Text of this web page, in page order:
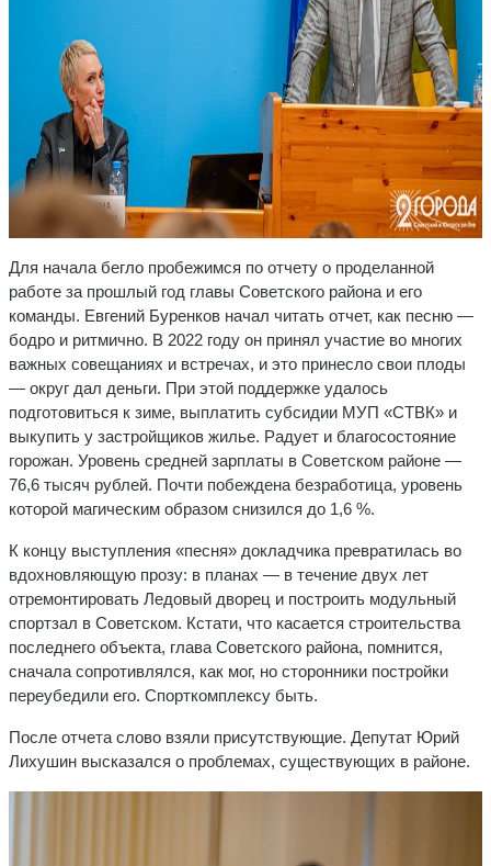
Для начала бегло пробежимся по отчету о проделанной
работе за прошлый год главы Советского района и его
команды. Евгений Буренков начал читать отчет, как песню —
бодро и ритмично. В 2022 году он принял участие во многих
важных совещаниях и встречах, и это принесло свои плоды
— округ дал деньги. При этой поддержке удалось
подготовиться к зиме, выплатить субсидии МУП «СТВК» и
выкупить у застройщиков жилье. Радует и благосостояние
горожан. Уровень средней зарплаты в Советском районе —
76,6 тысяч рублей. Почти побеждена безработица, уровень
которой магическим образом снизился до 1,6 %.
К концу выступления «песня» докладчика превратилась во
вдохновляющую прозу: в планах — в течение двух лет
отремонтировать Ледовый дворец и построить модульный
спортзал в Советском. Кстати, что касается строительства
последнего объекта, глава Советского района, помнится,
сначала сопротивлялся, как мог, но сторонники постройки
переубедили его. Спорткомплексу быть.
После отчета слово взяли присутствующие. Депутат Юрий
Лихушин высказался о проблемах, существующих в районе.